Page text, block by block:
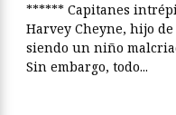
****** Capitanes
Harvey Cheyne, hijo
siendo un niño
Sin embargo, todo...